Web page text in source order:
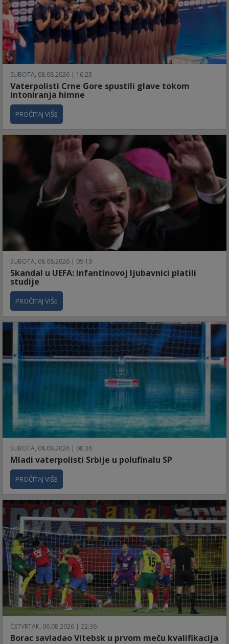
SUBOTA, 08.08.2026 | 16:23
Vaterpolisti Crne Gore spustili glave tokom
intoniranja himne
PROČITAJ VIŠE
SUBOTA, 08.08.2026 | 09:19
Skandal u UEFA: Infantinovoj ljubavnici platili
studije
PROČITAJ VIŠE
SUBOTA, 08.08.2026 | 08:36
Mladi vaterpolisti Srbije u polufinalu SP
PROČITAJ VIŠE
ČETVRTAK, 06.08.2026 | 22:36
Borac savladao Vitebsk u prvom meču kvalifikacija